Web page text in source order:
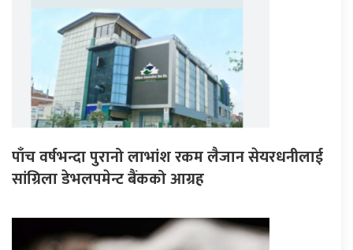
पाँच वर्षभन्दा पुरानो लाभांश रकम लैजान सेयरधनीलाई
सांग्रिला डेभलपमेन्ट बैंकको आग्रह